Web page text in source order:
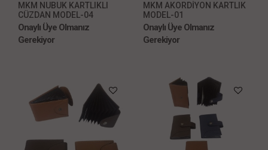
MKM NUBUK KARTLIKLI
CÜZDAN MODEL-04
Onaylı Üye Olmanız
Gerekiyor
MKM AKORDİYON KARTLIK
MODEL-01
Onaylı Üye Olmanız
Gerekiyor